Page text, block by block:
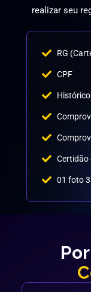
realizar seu
RG
CPF
Certidão
01 foto